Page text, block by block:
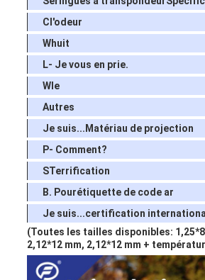
C l'odeur
Whuit
L- Je vous en prie.
Wle
Autres
Je suis... Matériau de projection
P- Comment?
STerrification
B. Pourétiquette de code ar
Je suis...certification
(Toutes les tailles disponibles: 1,25*8
2,12*12 mm, 2,12*12 mm +